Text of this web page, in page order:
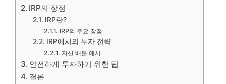
IRP의 장점
IRP란?
IRP의 주요 장점
IRP에서의 투자 전략
자산 배분 예시
안전하게 투자하기 위한 팁
결론